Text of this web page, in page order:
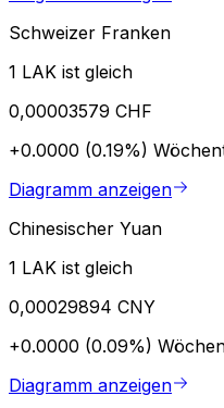
Schweizer Franken
1 LAK ist gleich
0,00003579 CHF
+0.0000 (0.19%)
Diagramm anzeigen
Chinesischer Yuan
1 LAK ist gleich
0,00029894 CNY
+0.0000 (0.09%)
Diagramm anzeigen